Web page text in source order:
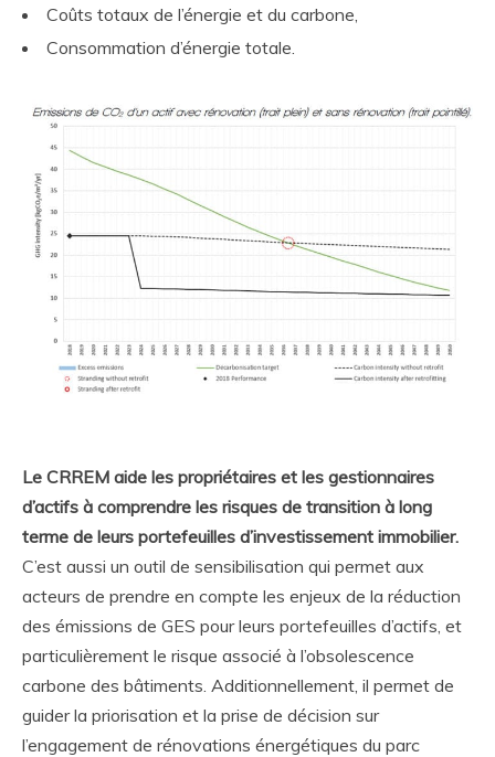
Coûts totaux de l’énergie et du carbone,
Consommation d’énergie totale.
Le CRREM aide les propriétaires et les gestionnaires
d’actifs à comprendre les risques de transition à long
terme de leurs portefeuilles d’investissement immobilier.
C’est aussi un outil de sensibilisation qui permet aux
acteurs de prendre en compte les enjeux de la réduction
des émissions de GES pour leurs portefeuilles d’actifs, et
particulièrement le risque associé à l’obsolescence
carbone des bâtiments. Additionnellement, il permet de
guider la priorisation et la prise de décision sur
l’engagement de rénovations énergétiques du parc